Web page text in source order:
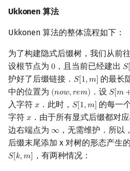
Ukkonen 算法
Ukkonen 算法的整体流程如下：
为了构建隐式后缀树，我们从前
设根节点为 0
0 ，且当前已经建出 𝑆[
S[
护好了后缀链接． 𝑆[1,𝑚]
S[1,m] 的最长
中的位置为 (𝑛𝑜𝑤,𝑟𝑒𝑚)
(now,rem) ．设 𝑆[𝑚
S[m+
入字符 𝑥
x ．此时， 𝑆[1,𝑚]
S[1,m] 的每一
字符 𝑥
x ．由于所有显式后缀都对
边右端点为 ∞
∞ ，无需维护．所以
后缀末尾添加 x 对树的形态产生
𝑆[𝑘,𝑚]
S[k,m] ，有两种情况：